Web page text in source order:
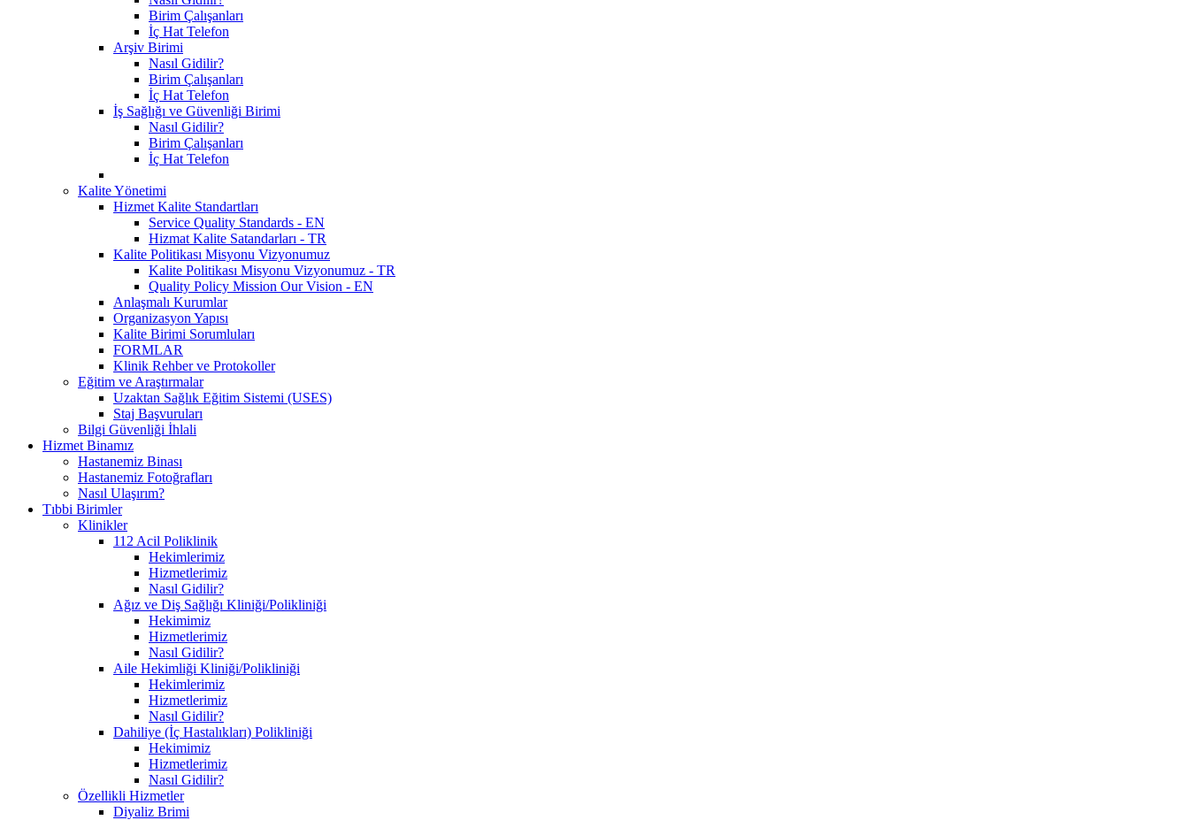
Birim Çalışanları
İç Hat Telefon
Arşiv Birimi
Nasıl Gidilir?
Birim Çalışanları
İç Hat Telefon
İş Sağlığı ve Güvenliği Birimi
Nasıl Gidilir?
Birim Çalışanları
İç Hat Telefon
Kalite Yönetimi
Hizmet Kalite Standartları
Service Quality Standards - EN
Hizmat Kalite Satandarları - TR
Kalite Politikası Misyonu Vizyonumuz
Kalite Politikası Misyonu Vizyonumuz - TR
Quality Policy Mission Our Vision - EN
Anlaşmalı Kurumlar
Organizasyon Yapısı
Kalite Birimi Sorumluları
FORMLAR
Klinik Rehber ve Protokoller
Eğitim ve Araştırmalar
Uzaktan Sağlık Eğitim Sistemi (USES)
Staj Başvuruları
Bilgi Güvenliği İhlali
Hizmet Binamız
Hastanemiz Binası
Hastanemiz Fotoğrafları
Nasıl Ulaşırım?
Tıbbi Birimler
Klinikler
112 Acil Poliklinik
Hekimlerimiz
Hizmetlerimiz
Nasıl Gidilir?
Ağız ve Diş Sağlığı Kliniği/Polikliniği
Hekimimiz
Hizmetlerimiz
Nasıl Gidilir?
Aile Hekimliği Kliniği/Polikliniği
Hekimlerimiz
Hizmetlerimiz
Nasıl Gidilir?
Dahiliye (İç Hastalıkları) Polikliniği
Hekimimiz
Hizmetlerimiz
Nasıl Gidilir?
Özellikli Hizmetler
Diyaliz Brimi